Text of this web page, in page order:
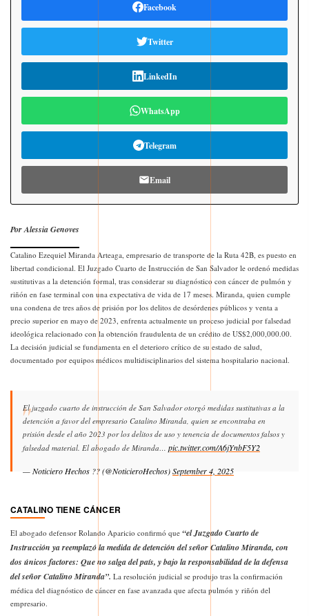
Facebook
Twitter
LinkedIn
WhatsApp
Telegram
Email
Por Alessia Genoves
Catalino Ezequiel Miranda Arteaga, empresario de transporte de la Ruta 42B, es puesto en
libertad condicional. El Juzgado Cuarto de Instrucción de San Salvador le ordenó medidas
sustitutivas a la detención formal, tras considerar su diagnóstico con cáncer de pulmón y
riñón en fase terminal con una expectativa de vida de 17 meses. Miranda, quien cumple
una condena de tres años de prisión por los delitos de desórdenes públicos y venta a
precio superior en mayo de 2023, enfrenta actualmente un proceso judicial por falsedad
ideológica relacionado con la obtención fraudulenta de un crédito de US$2,000,000.00.
La decisión judicial se fundamenta en el deterioro crítico de su estado de salud,
documentado por equipos médicos multidisciplinarios del sistema hospitalario nacional.
El juzgado cuarto de instrucción de San Salvador otorgó medidas sustitutivas a la
detención a favor del empresario Catalino Miranda, quien se encontraba en
prisión desde el año 2023 por los delitos de uso y tenencia de documentos falsos y
falsedad material. El abogado de Miranda… pic.twitter.com/A6jYnbF5Y2
— Noticiero Hechos ?? (@NoticieroHechos)September 4, 2025
CATALINO TIENE CÁNCER
El abogado defensor Rolando Aparicio confirmó que “el Juzgado Cuarto de
Instrucción ya reemplazó la medida de detención del señor Catalino Miranda, con
dos únicos factores: Que no salga del país, y bajo la responsabilidad de la defensa
del señor Catalino Miranda”. La resolución judicial se produjo tras la confirmación
médica del diagnóstico de cáncer en fase avanzada que afecta pulmón y riñón del
empresario.